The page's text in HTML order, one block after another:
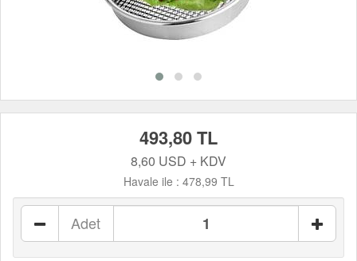
493,80 TL
8,60 USD + KDV
Havale ile : 478,99 TL
Adet